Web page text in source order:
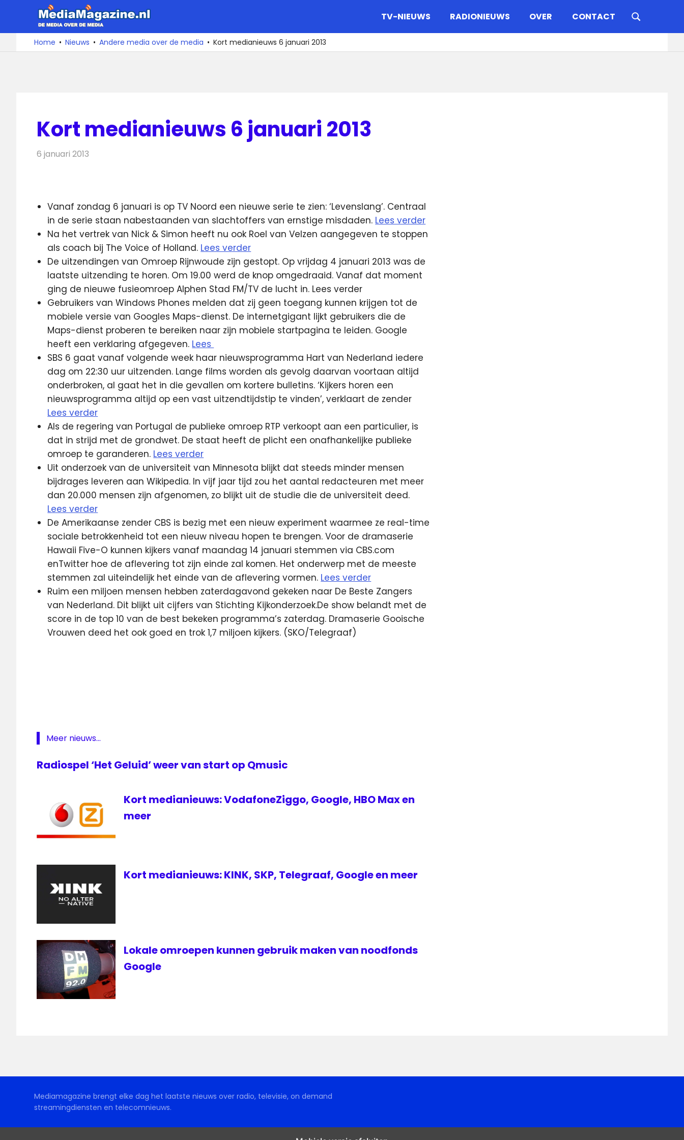
de
De
media
over
TV-NIEUWS RADIONIEUWS OVER CONTACT
Home Nieuws Andere media over de media Kort medianieuws 6 januari 2013
Kort medianieuws 6 januari 2013
6 januari 2013
Vanaf zondag 6 januari is op TV Noord een nieuwe serie te zien: ‘Levenslang’. Centraal
in de serie staan nabestaanden van slachtoffers van ernstige misdaden. Lees verder
Na het vertrek van Nick & Simon heeft nu ook Roel van Velzen aangegeven te stoppen
als coach bij The Voice of Holland. Lees verder
De uitzendingen van Omroep Rijnwoude zijn gestopt. Op vrijdag 4 januari 2013 was de
laatste uitzending te horen. Om 19.00 werd de knop omgedraaid. Vanaf dat moment
ging de nieuwe fusieomroep Alphen Stad FM/TV de lucht in. Lees verder
Gebruikers van Windows Phones melden dat zij geen toegang kunnen krijgen tot de
mobiele versie van Googles Maps-dienst. De internetgigant lijkt gebruikers die de
Maps-dienst proberen te bereiken naar zijn mobiele startpagina te leiden. Google
heeft een verklaring afgegeven. Lees
SBS 6 gaat vanaf volgende week haar nieuwsprogramma Hart van Nederland iedere
dag om 22:30 uur uitzenden. Lange films worden als gevolg daarvan voortaan altijd
onderbroken, al gaat het in die gevallen om kortere bulletins. ‘Kijkers horen een
nieuwsprogramma altijd op een vast uitzendtijdstip te vinden’, verklaart de zender
Lees verder
Als de regering van Portugal de publieke omroep RTP verkoopt aan een particulier, is
dat in strijd met de grondwet. De staat heeft de plicht een onafhankelijke publieke
omroep te garanderen. Lees verder
Uit onderzoek van de universiteit van Minnesota blijkt dat steeds minder mensen
bijdrages leveren aan Wikipedia. In vijf jaar tijd zou het aantal redacteuren met meer
dan 20.000 mensen zijn afgenomen, zo blijkt uit de studie die de universiteit deed.
Lees verder
De Amerikaanse zender CBS is bezig met een nieuw experiment waarmee ze real-time
sociale betrokkenheid tot een nieuw niveau hopen te brengen. Voor de dramaserie
Hawaii Five-O kunnen kijkers vanaf maandag 14 januari stemmen via CBS.com
enTwitter hoe de aflevering tot zijn einde zal komen. Het onderwerp met de meeste
stemmen zal uiteindelijk het einde van de aflevering vormen. Lees verder
Ruim een miljoen mensen hebben zaterdagavond gekeken naar De Beste Zangers
van Nederland. Dit blijkt uit cijfers van Stichting Kijkonderzoek.De show belandt met de
score in de top 10 van de best bekeken programma’s zaterdag. Dramaserie Gooische
Vrouwen deed het ook goed en trok 1,7 miljoen kijkers. (SKO/Telegraaf)
Meer nieuws...
Radiospel ‘Het Geluid’ weer van start op Qmusic
Kort medianieuws: VodafoneZiggo, Google, HBO Max en
meer
Kort medianieuws: KINK, SKP, Telegraaf, Google en meer
Lokale omroepen kunnen gebruik maken van noodfonds
Google
Mediamagazine brengt elke dag het laatste nieuws over radio, televisie, on demand
streamingdiensten en telecomnieuws.